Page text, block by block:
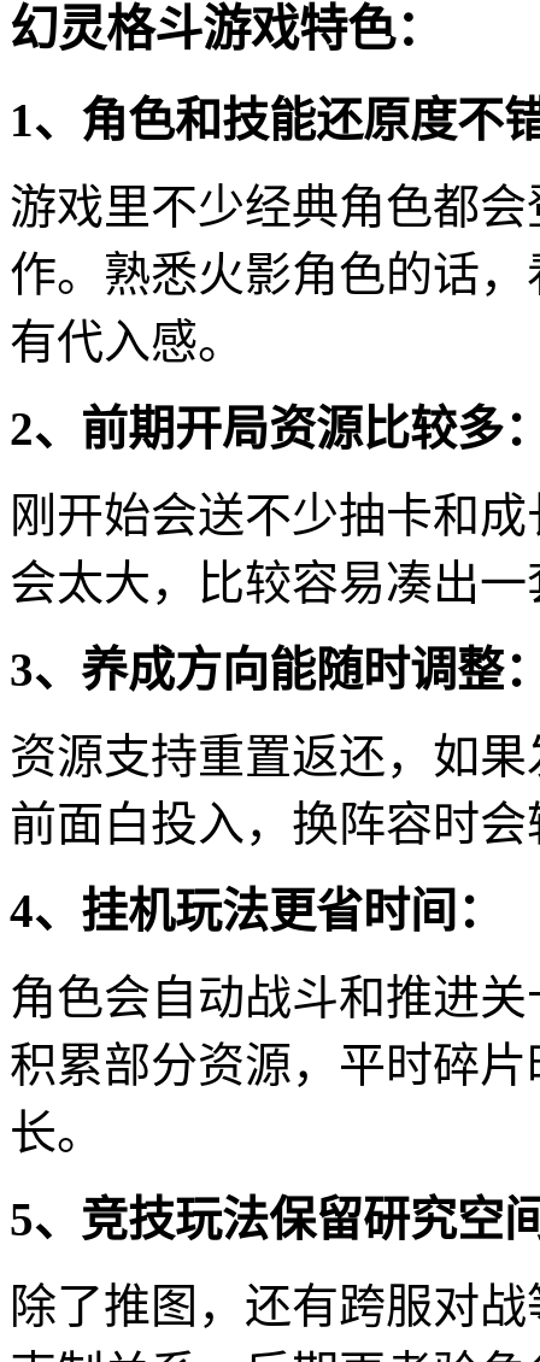
幻灵格斗游戏特色：
1、角色和技能还原度不
游戏里不少经典角色都
作。熟悉火影角色的话
有代入感。
2、前期开局资源比较多
刚开始会送不少抽卡和
会太大，比较容易凑出
3、养成方向能随时调整
资源支持重置返还，如
前面白投入，换阵容时
4、挂机玩法更省时间：
角色会自动战斗和推进
积累部分资源，平时碎
长。
5、竞技玩法保留研究空
除了推图，还有跨服对